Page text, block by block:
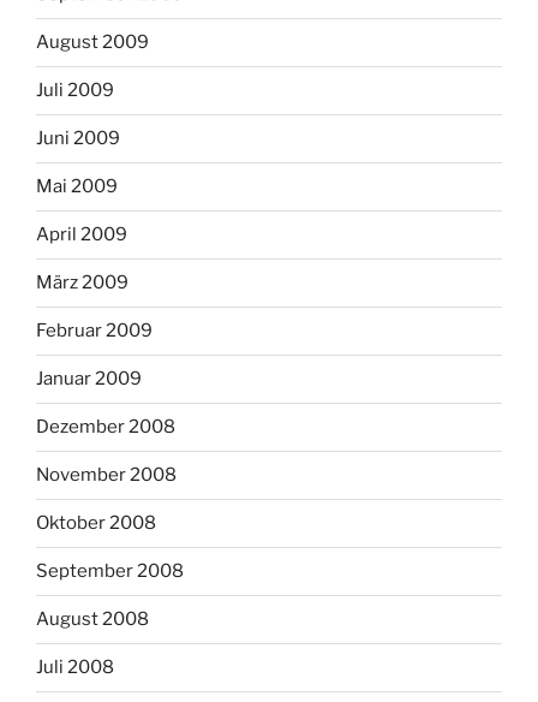
August 2009
Juli 2009
Juni 2009
Mai 2009
April 2009
März 2009
Februar 2009
Januar 2009
Dezember 2008
November 2008
Oktober 2008
September 2008
August 2008
Juli 2008